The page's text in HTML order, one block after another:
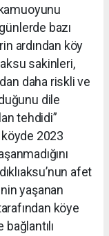
bazı
ardından köy
sakinleri,
daha riskli ve
dile
tehdidi”
köyde 2023
afet
yaşanan
köye